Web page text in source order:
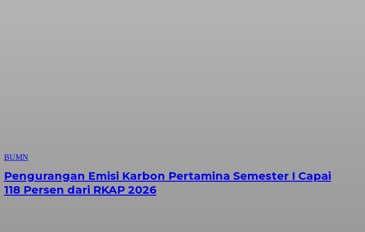
BUMN
Pengurangan Emisi Karbon Pertamina Semester I Capai
118 Persen dari RKAP 2026